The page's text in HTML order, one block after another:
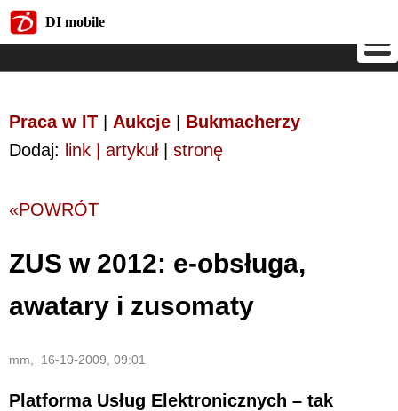
DI mobile
Praca w IT Aukcje
Bukmacherzy
Dodaj: link | artykuł| stronę
«POWRÓT
ZUS w 2012: e-obsługa,
awatary i zusomaty
mm, 16-10-2009, 09:01
Platforma Usług Elektronicznych – tak
DI mobile